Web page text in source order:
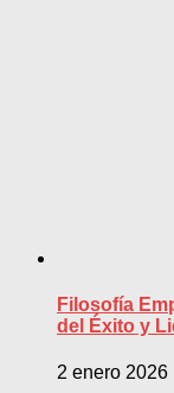
Filosofía
del Éxito y
2 enero 2026